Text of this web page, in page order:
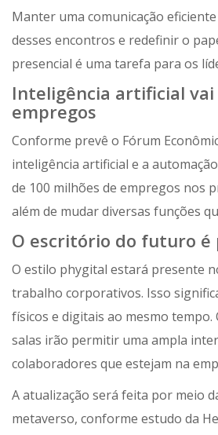
Manter uma comunicação
desses encontros e redefinir o
presencial é uma tarefa para os
Inteligência artificial
empregos
Conforme prevê o Fórum
inteligência artificial e a
de 100 milhões de empregos nos
além de mudar diversas funções
O escritório do futuro é
O estilo phygital estará presente
trabalho corporativos. Isso
físicos e digitais ao mesmo tempo.
salas irão permitir uma ampla
colaboradores que estejam na
A atualização será feita por meio
metaverso, conforme estudo da